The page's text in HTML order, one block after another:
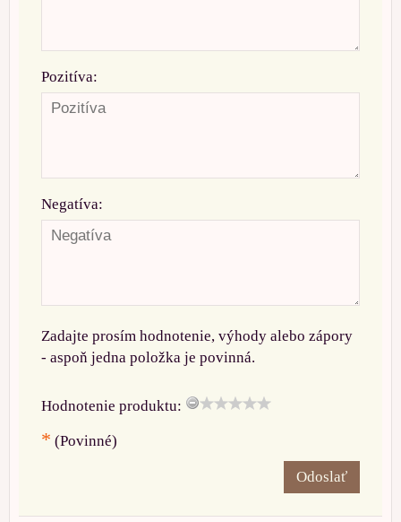
Pozitíva:
Negatíva:
Zadajte prosím hodnotenie, výhody alebo zápory
- aspoň jedna položka je povinná.
Hodnotenie produktu:
* (Povinné)
Odoslať